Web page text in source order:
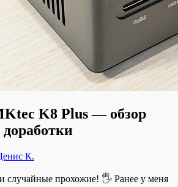
K8 Plus — обзор
К.
случайные прохожие! 🖐 Ранее у меня